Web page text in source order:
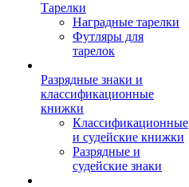
Тарелки
Наградные тарелки
Футляры для
тарелок
Разрядные знаки и
классификационные
книжки
Классификационные
и судейские книжки
Разрядные и
судейские знаки